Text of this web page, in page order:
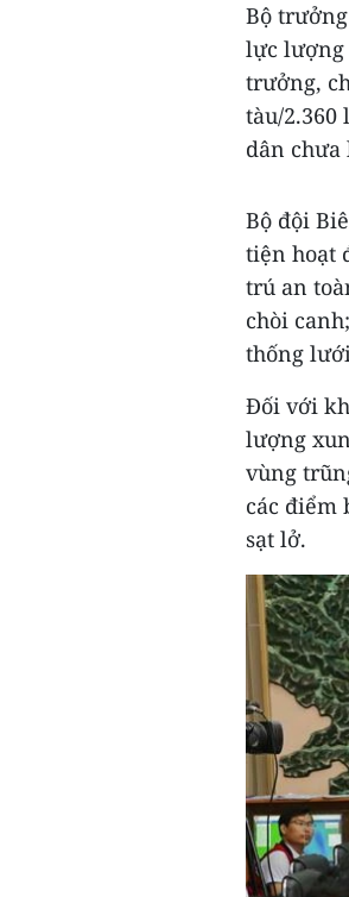
Bộ
lực lượng
trưởng,
tàu/2.360
dân
Bộ đội
tiện hoạt
trú an
chòi
thống
Đối với
lượng
vùng
các điểm
sạt lở.